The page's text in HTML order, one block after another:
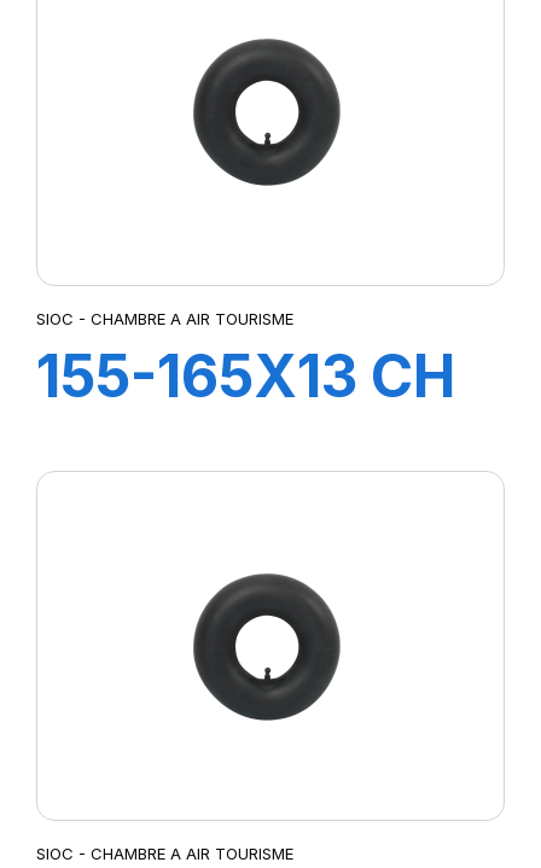
SIOC - CHAMBRE A AIR TOURISME
155-165X13 CH
SIOC - CHAMBRE A AIR TOURISME